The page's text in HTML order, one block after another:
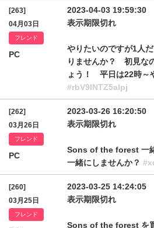
[263]
04月03日
フレンド
PC
2023-04-03 19:59:30
表示期限切れ
やりたいのですが1人
りませんか？ 初見な
ょう！ 平日は22時～
#rbV9lNTZ5alpj
[262]
03月26日
フレンド
PC
2023-03-26 16:20:50
表示期限切れ
Sons of the forest 一
一緒にしませんか？
[260]
03月25日
フレンド
2023-03-25 14:24:05
表示期限切れ
Sons of the forest を